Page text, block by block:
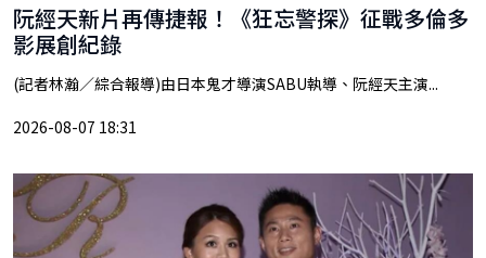
阮經天新片再傳捷報！《狂忘警探》征戰多倫多
影展創紀錄
(記者林瀚／綜合報導)由日本鬼才導演SABU執導、阮經天主演...
2026-08-07 18:31